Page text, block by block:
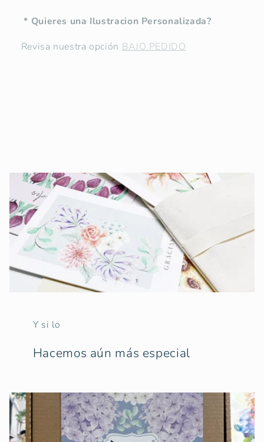
* Quieres una Ilustracion Personalizada?
Revisa nuestra opción BAJO PEDIDO
Y si lo
Hacemos aún más especial